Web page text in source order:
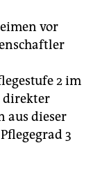
vor
2 im
direkter
aus dieser
3